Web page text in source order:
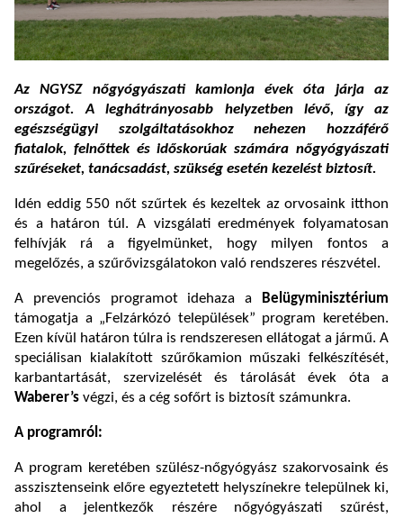
Az NGYSZ nőgyógyászati kamionja évek óta járja az
országot. Aleghátrányosabb helyzetben lévő, így az
egészségügyi szolgáltatásokhoz nehezen hozzáférő
fiatalok, felnőttek és időskorúak számára nőgyógyászati
szűréseket, tanácsadást, szükség esetén kezelést biztosít.
Idén eddig 550 nőt szűrtek és kezeltek az orvosaink itthon
és a határon túl. A vizsgálati eredmények folyamatosan
felhívják rá a figyelmünket, hogy milyen fontos a
megelőzés, a szűrővizsgálatokon való rendszeres részvétel.
A prevenciós programot idehaza a
Belügyminisztérium
támogatja a „Felzárkózó települések” program keretében.
Ezen kívül határon túlra is rendszeresen ellátogat a jármű. A
speciálisan kialakított szűrőkamion műszaki felkészítését,
karbantartását, szervizelését és tárolását évek óta a
Waberer’s végzi, és a cég sofőrt is biztosít számunkra.
A programról:
A program keretében szülész-nőgyógyász szakorvosaink és
asszisztenseink előre egyeztetett helyszínekre települnek ki,
ahol a jelentkezők részére nőgyógyászati szűrést,